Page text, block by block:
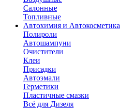
Салонные
Топливные
Автохимия и Автокосметика
Полироли
Автошампуни
Очистители
Клеи
Присадки
Автоэмали
Герметики
Пластичные смазки
Всё для Дизеля